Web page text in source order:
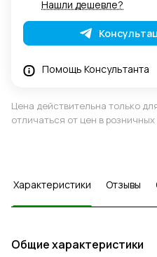
Нашли дешевле?
Помощь Консультанта
Цена действительна только
отличаться от цен в
Характеристики Отзывы
Общие характеристики